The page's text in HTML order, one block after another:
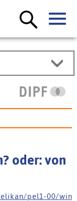
oder: von
l i k a n / p e l 1 - 0 0 / w i n